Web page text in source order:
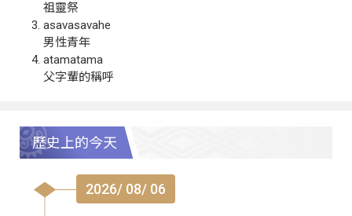
祖靈祭
asavasavahe
男性青年
atamatama
父字輩的稱呼
歷史上的今天
2026/ 08/ 06